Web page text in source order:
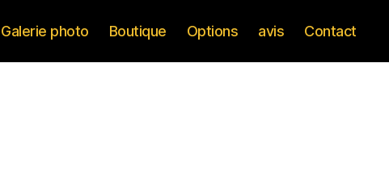
Galerie photo Boutique Options avis Contact